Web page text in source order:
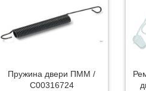
Пружина двери ПММ /
C00316724